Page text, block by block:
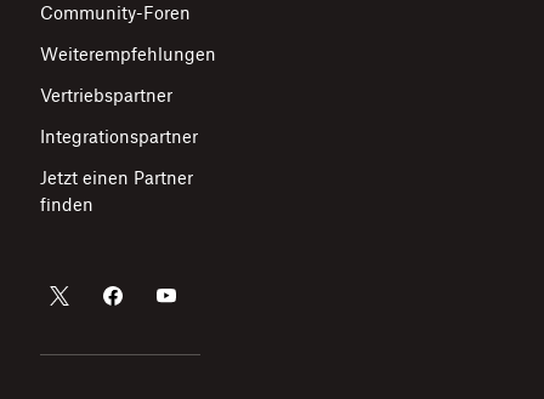
Community-Foren
Weiterempfehlungen
Vertriebspartner
Integrationspartner
Jetzt einen Partner
finden